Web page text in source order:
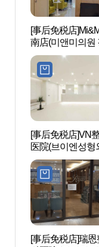
[事后免税店
南店(미앤미의원
[事后免税店]VN
医院(브이엔성형
원)
[事后免税店]瑞